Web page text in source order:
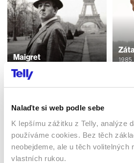
Nalaďte si web podle sebe
K lepšímu zážitku z Telly, analýze
používáme cookies. Bez těch
neobejdeme, ale u těch volitelných
vlastních rukou.
Maigret
Filmy / Seriály / Krimi
Sledujte kdekoliv až
Sledovat internetovou televizi
po celé EU, a to až na 6